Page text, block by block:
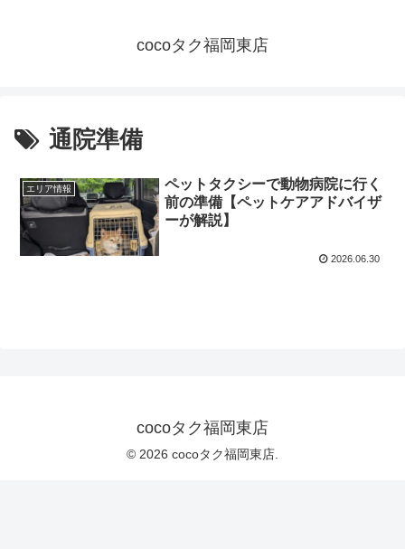
cocoタク福岡東店
通院準備
エリア情報
ペットタクシーで動物病院に行く
前の準備【ペットケアアドバイザ
ーが解説】
2026.06.30
cocoタク福岡東店
© 2026 cocoタク福岡東店.